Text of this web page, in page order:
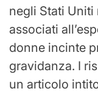
negli Stati Uniti
associati
donne incinte
gravidanza. I
un articolo